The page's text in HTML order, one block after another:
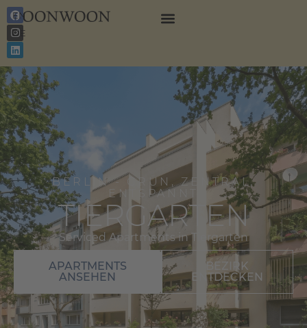
EN
DE
BERLIN - GRÜN, ZENTRAL,
ENTSPANNT
TIERGARTEN
Serviced Apartments in Tiergarten
APARTMENTS
ANSEHEN
BEZIRK
ENTDECKEN